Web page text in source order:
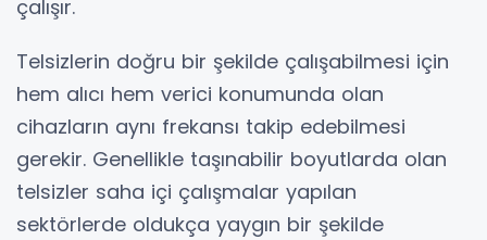
çalışır.
Telsizlerin doğru bir şekilde çalışabilmesi için
hem alıcı hem verici konumunda olan
cihazların aynı frekansı takip edebilmesi
gerekir. Genellikle taşınabilir boyutlarda olan
telsizler saha içi çalışmalar yapılan
sektörlerde oldukça yaygın bir şekilde